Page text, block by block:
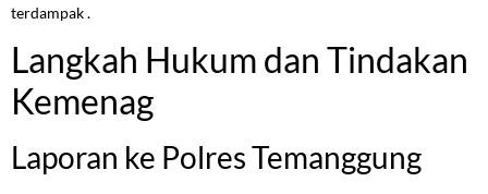
terdampak .
Langkah Hukum dan Tindakan
Kemenag
Laporan ke Polres Temanggung